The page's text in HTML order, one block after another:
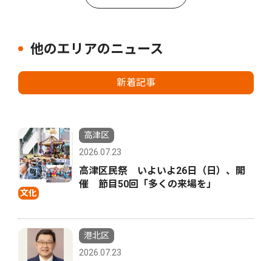
他のエリアのニュース
新着記事
文化
高津区
2026.07.23
高津区民祭 いよいよ26日（日）、開
催 節目50回「多くの来場を」
港北区
2026.07.23